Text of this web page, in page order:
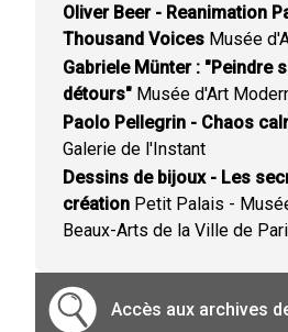
Oliver Beer - Reanimation
Thousand Voices Musée
Gabriele Münter : "Peindre
détours" Musée d'Art
Paolo Pellegrin - Chaos
Galerie de l'Instant
Dessins de bijoux - Les
création Petit Palais -
Beaux-Arts de la Ville de
Accès aux archives